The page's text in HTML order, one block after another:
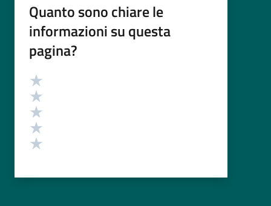
Quanto sono chiare le
informazioni su questa
pagina?
Valutazione